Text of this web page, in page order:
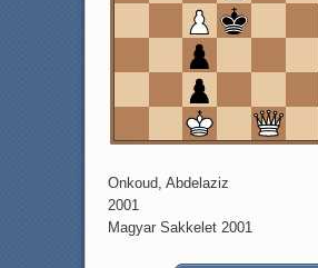
e
Onkoud, Abdelaziz
2001
Magyar Sakkelet 2001